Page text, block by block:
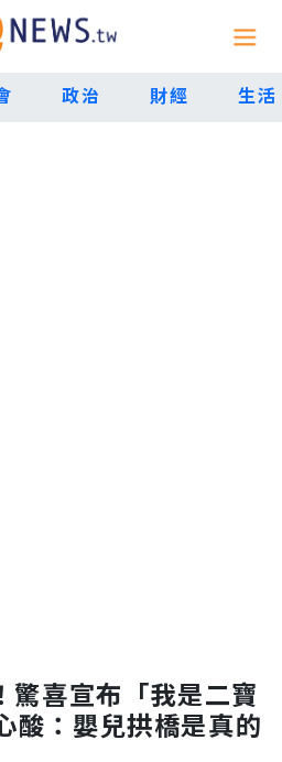
政治 財經 生活
喜宣布「我是二寶
：嬰兒拱橋是真的